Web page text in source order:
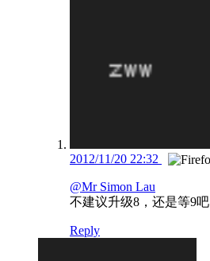
2012/11/20 22:32
@Mr Simon Lau
不建议升级8，还是等9吧
Reply